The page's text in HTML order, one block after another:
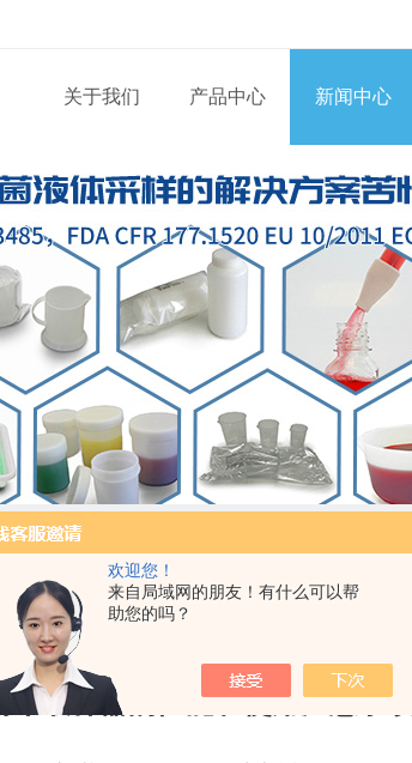
欢迎您！
来自局域网的朋友！有什么可以帮
助您的吗？
关于我们 产品中心 新闻中心
末取样器的性能和使用注意事项